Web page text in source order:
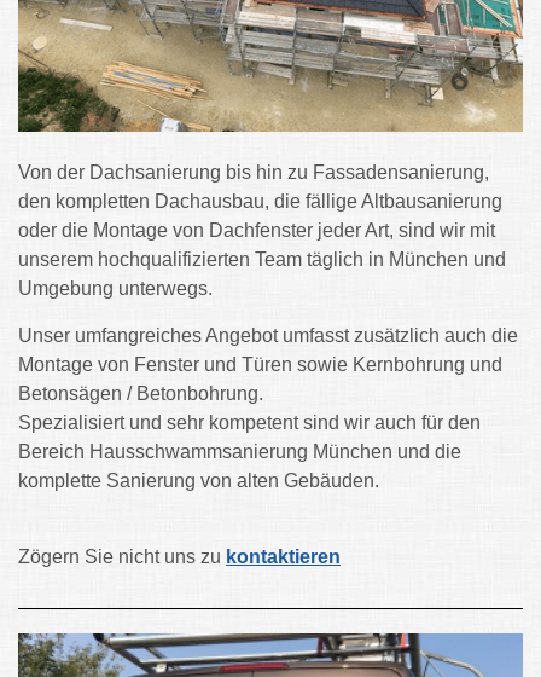
Von der Dachsanierung bis hin zu Fassadensanierung,
den kompletten Dachausbau, die fällige Altbausanierung
oder die Montage von Dachfenster jeder Art, sind wir mit
unserem hochqualifizierten Team täglich in München und
Umgebung unterwegs.
Unser umfangreiches Angebot umfasst zusätzlich auch die
Montage von Fenster und Türen sowie Kernbohrung und
Betonsägen / Betonbohrung.
Spezialisiert und sehr kompetent sind wir auch für den
Bereich Hausschwammsanierung München und die
komplette Sanierung von alten Gebäuden.
Zögern Sie nicht uns zu kontaktieren